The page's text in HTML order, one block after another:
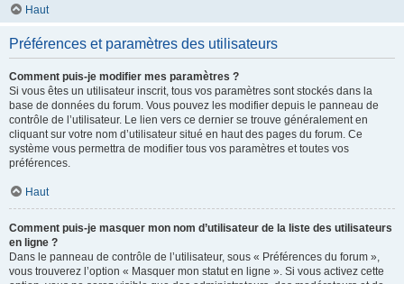
Haut
Préférences et paramètres des utilisateurs
Comment puis-je modifier mes paramètres ?
Si vous êtes un utilisateur inscrit, tous vos paramètres sont stockés dans la
base de données du forum. Vous pouvez les modifier depuis le panneau de
contrôle de l’utilisateur. Le lien vers ce dernier se trouve généralement en
cliquant sur votre nom d’utilisateur situé en haut des pages du forum. Ce
système vous permettra de modifier tous vos paramètres et toutes vos
préférences.
Haut
Comment puis-je masquer mon nom d’utilisateur de la liste des utilisateurs
en ligne ?
Dans le panneau de contrôle de l’utilisateur, sous « Préférences du forum »,
vous trouverez l’option « Masquer mon statut en ligne ». Si vous activez cette